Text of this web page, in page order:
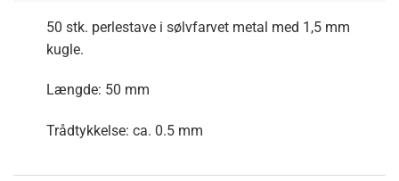
50 stk. perlestave i sølvfarvet metal med 1,5 mm
kugle.
Længde: 50 mm
Trådtykkelse: ca. 0.5 mm